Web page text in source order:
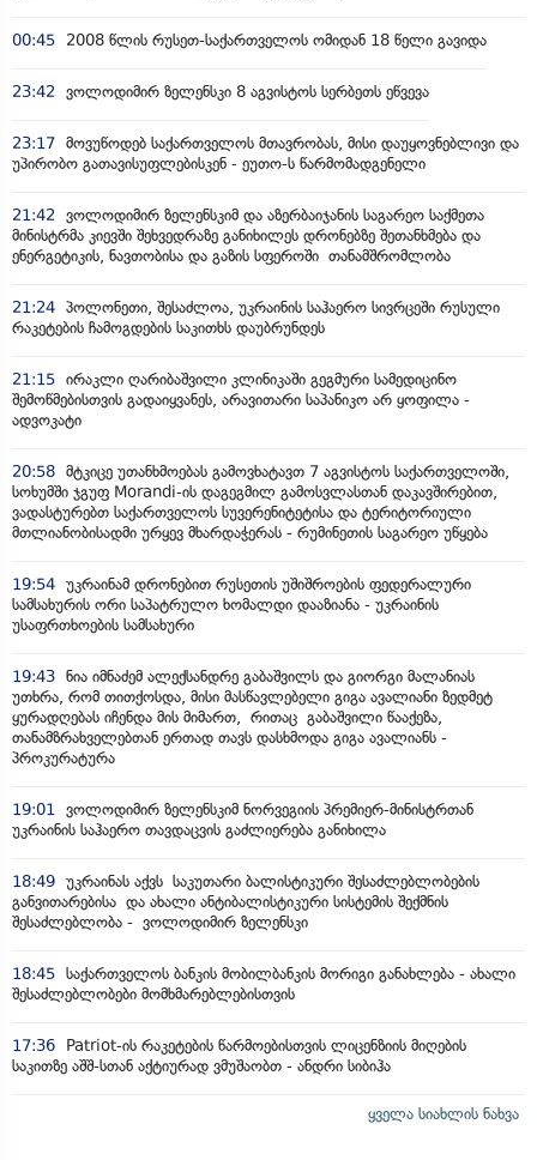
00:45 2008 წლის რუსეთ-საქართველოს ომიდან 18 წელი გავიდა
23:42 ვოლოდიმირ ზელენსკი 8 აგვისტოს სერბეთს ეწვევა
23:17 მოვუწოდებ საქართველოს მთავრობას, მისი დაუყოვნებლივი და
უპირობო გათავისუფლებისკენ - ეუთო-ს წარმომადგენელი
21:42 ვოლოდიმირ ზელენსკიმ და აზერბაიჯანის საგარეო საქმეთა
მინისტრმა კიევში შეხვედრაზე განიხილეს დრონებზე შეთანხმება და
ენერგეტიკის, ნავთობისა და გაზის სფეროში თანამშრომლობა
21:24 პოლონეთი, შესაძლოა, უკრაინის საჰაერო სივრცეში რუსული
რაკეტების ჩამოგდების საკითხს დაუბრუნდეს
21:15 ირაკლი ღარიბაშვილი კლინიკაში გეგმური სამედიცინო
შემოწმებისთვის გადაიყვანეს, არავითარი საპანიკო არ ყოფილა -
ადვოკატი
20:58 მტკიცე უთანხმოებას გამოვხატავთ 7 აგვისტოს საქართველოში,
სოხუმში ჯგუფ Morandi-ის დაგეგმილ გამოსვლასთან დაკავშირებით,
ვადასტურებთ საქართველოს სუვერენიტეტისა და ტერიტორიული
მთლიანობისადმი ურყევ მხარდაჭერას - რუმინეთის საგარეო უწყება
19:54 უკრაინამ დრონებით რუსეთის უშიშროების ფედერალური
სამსახურის ორი საპატრულო ხომალდი დააზიანა - უკრაინის
უსაფრთხოების სამსახური
19:43 ნია იმნაძემ ალექსანდრე გაბაშვილს და გიორგი მალანიას
უთხრა, რომ თითქოსდა, მისი მასწავლებელი გიგა ავალიანი ზედმეტ
ყურადღებას იჩენდა მის მიმართ, რითაც გაბაშვილი წააქეზა,
თანამზრახველებთან ერთად თავს დასხმოდა გიგა ავალიანს -
პროკურატურა
19:01 ვოლოდიმირ ზელენსკიმ ნორვეგიის პრემიერ-მინისტრთან
უკრაინის საჰაერო თავდაცვის გაძლიერება განიხილა
18:49 უკრაინას აქვს საკუთარი ბალისტიკური შესაძლებლობების
განვითარებისა და ახალი ანტიბალისტიკური სისტემის შექმნის
შესაძლებლობა - ვოლოდიმირ ზელენსკი
18:45 საქართველოს ბანკის მობილბანკის მორიგი განახლება - ახალი
შესაძლებლობები მომხმარებლებისთვის
17:36
Patriot-ის რაკეტების წარმოებისთვის ლიცენზიის მიღების
საკითზე აშშ-სთან აქტიურად ვმუშაობთ - ანდრი სიბიჰა
ყველა სიახლის ნახვა